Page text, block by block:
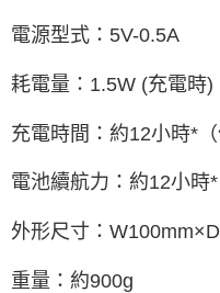
電源型式： 5V-0.5A
耗電量： 1.5W (充電時)
充電時間：約12小時*
電池續航力：約12小時*
外形尺寸： W100mm×
重量：約900g